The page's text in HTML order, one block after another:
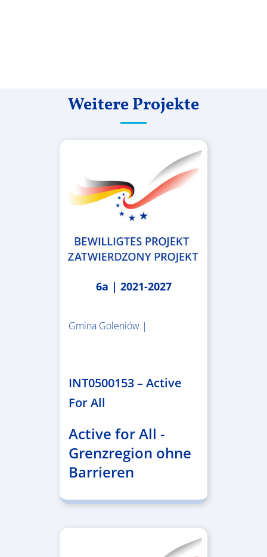
Weitere Projekte
6a | 2021-2027
Gmina Goleniów |
INT0500153 – Active
For All
Active for All -
Grenzregion ohne
Barrieren